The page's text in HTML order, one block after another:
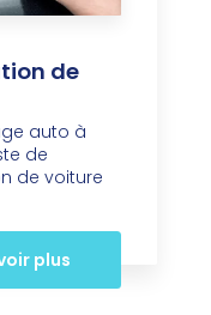
de
auto à
de
de voiture
plus